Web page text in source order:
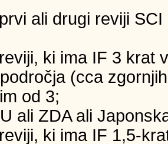
ali drugi reviji
ki ima IF 3 krat
(cca
od 3;
ali ZDA ali
ki ima IF 1,5-